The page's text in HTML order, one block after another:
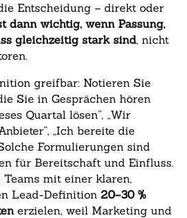
Entscheidung – direkt oder
dann wichtig, wenn Passung,
gleichzeitig stark sind, nicht
greifbar: Notieren Sie
Sie in Gesprächen hören
Quartal lösen“, „Wir
„Ich bereite die
Formulierungen sind
für Bereitschaft und Einfluss.
Teams mit einer klaren,
Lead-Definition 20–30 %
erzielen, weil Marketing und